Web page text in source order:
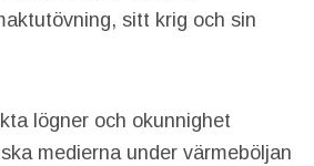
sitt krig och sin
lögner och okunnighet
medierna under värmeböljan